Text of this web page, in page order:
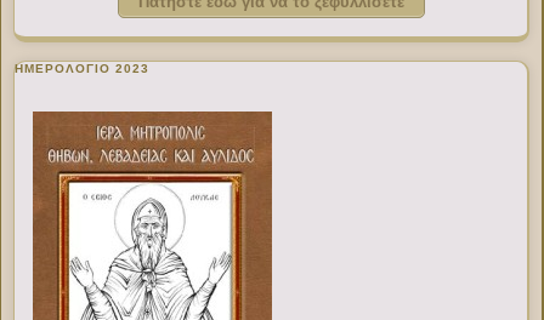
ΗΜΕΡΟΛΟΓΙΟ 2023